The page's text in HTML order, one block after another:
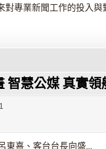
專業新聞工作的投入
智慧公媒 真實領
東熹、客台台長向盛…